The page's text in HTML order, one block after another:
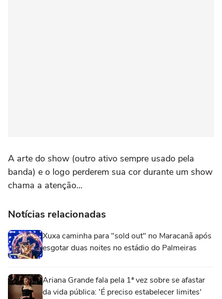
A arte do show (outro ativo sempre usado pela
banda) e o logo perderem sua cor durante um show
chama a atenção…
Notícias relacionadas
Xuxa caminha para "sold out" no Maracanã após
esgotar duas noites no estádio do Palmeiras
Ariana Grande fala pela 1ª vez sobre se afastar
da vida pública: 'É preciso estabelecer limites'